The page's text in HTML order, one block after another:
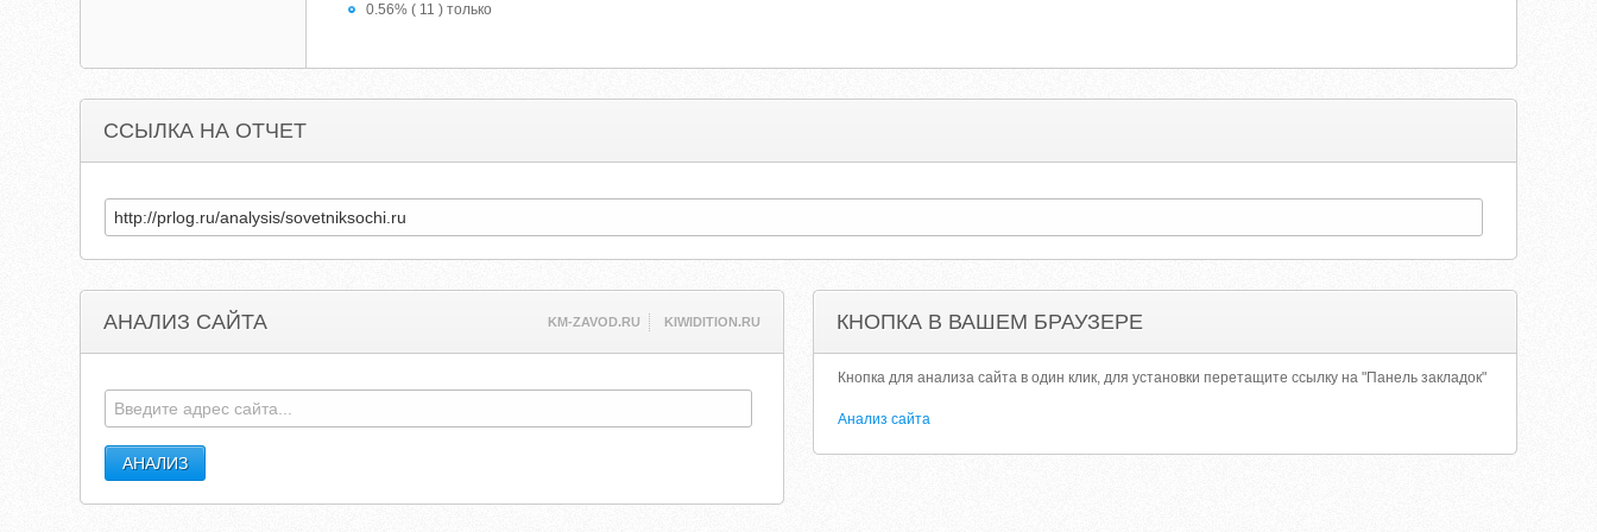
0.56% ( 11 ) только
ССЫЛКА НА ОТЧЕТ
АНАЛИЗ САЙТА KM-ZAVOD.RU KIWIDITION.RU КНОПКА В ВАШЕМ БРАУЗЕРЕ
Кнопка для анализа сайта в один клик, для установки перетащите ссылку на "Панель закладок"
Анализ сайта